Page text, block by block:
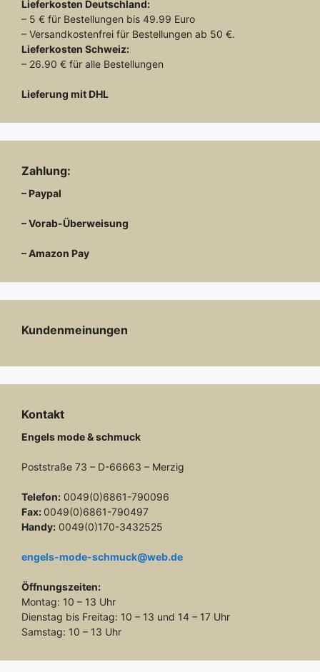
Lieferkosten Deutschland:
– 5 € für Bestellungen bis 49.99 Euro
– Versandkostenfrei für Bestellungen ab 50 €.
Lieferkosten Schweiz:
– 26.90 € für alle Bestellungen
Lieferung mit DHL
Zahlung:
– Paypal
– Vorab-Überweisung
– Amazon Pay
Kundenmeinungen
Kontakt
Engels mode & schmuck
Poststraße 73 – D-66663 – Merzig
Telefon: 0049(0)6861-790096
Fax: 0049(0)6861-790497
Handy: 0049(0)170-3432525
engels-mode-schmuck@web.de
Öffnungszeiten:
Montag: 10 – 13 Uhr
Dienstag bis Freitag: 10 – 13 und 14 – 17 Uhr
Samstag: 10 – 13 Uhr